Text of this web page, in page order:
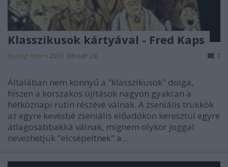
Klasszikusok kártyával - Fred Kaps
Boldog Péter • 2013. február 28. 7
Általában nem könnyű a "klasszikusok" dolga,
hiszen a korszakos újítások nagyon gyakran a
hétköznapi rutin részévé válnak. A zseniális trükkök
az egyre kevésbé zseniális előadókon keresztül egyre
átlagosabbakká válnak, mígnem olykor joggal
nevezhetjük "elcsépeltnek" a…